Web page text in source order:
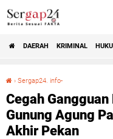
DAERAH KRIMINAL
› Sergap24. info-
Cegah
Gunung Agung
Akhir Pekan